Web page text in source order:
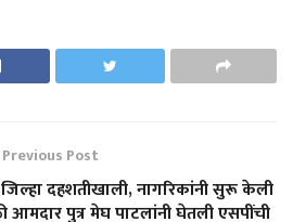
Previous Post
जिल्हा दहशतीखाली, नागरिकांनी सुरू केली
आमदार पुत्र मेघ पाटलांनी घेतली एसपींची